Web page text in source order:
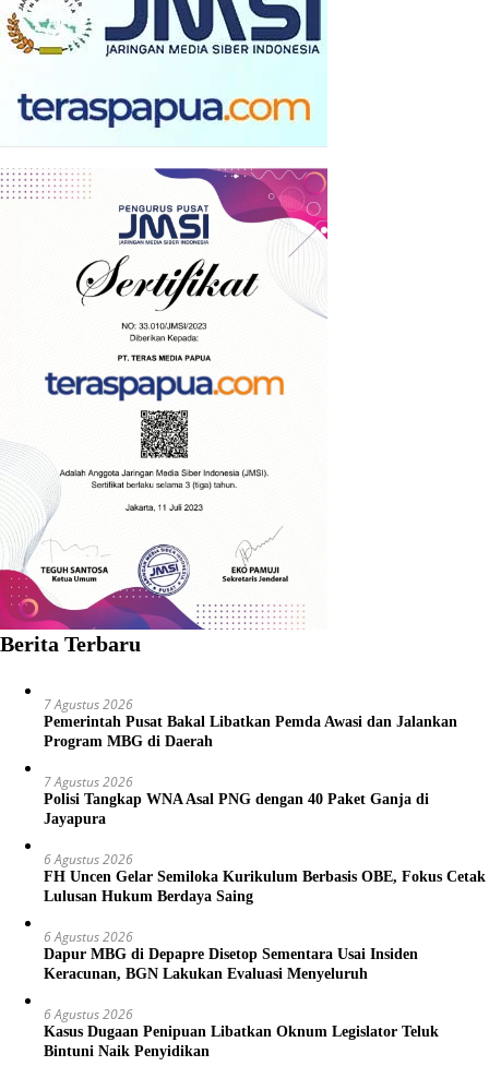
Berita Terbaru
7 Agustus 2026
Pemerintah Pusat Bakal Libatkan Pemda Awasi dan Jalankan
Program MBG di Daerah
7 Agustus 2026
Polisi Tangkap WNA Asal PNG dengan 40 Paket Ganja di
Jayapura
6 Agustus 2026
FH Uncen Gelar Semiloka Kurikulum Berbasis OBE, Fokus Cetak
Lulusan Hukum Berdaya Saing
6 Agustus 2026
Dapur MBG di Depapre Disetop Sementara Usai Insiden
Keracunan, BGN Lakukan Evaluasi Menyeluruh
6 Agustus 2026
Kasus Dugaan Penipuan Libatkan Oknum Legislator Teluk
Bintuni Naik Penyidikan